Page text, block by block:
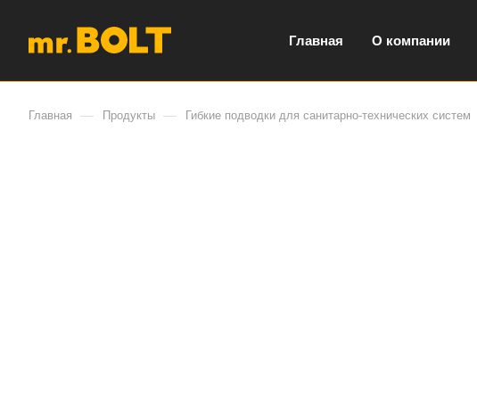
Главная О компании
Главная — Продукты — Гибкие подводки для санитарно-технических систем